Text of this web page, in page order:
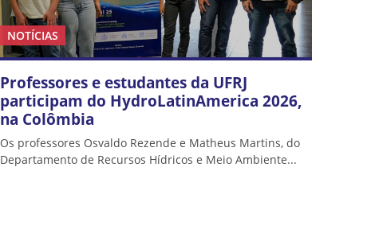
NOTÍCIAS
Professores e estudantes da UFRJ
participam do HydroLatinAmerica 2026,
na Colômbia
Os professores Osvaldo Rezende e Matheus Martins, do
Departamento de Recursos Hídricos e Meio Ambiente...